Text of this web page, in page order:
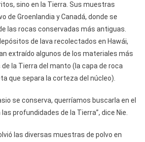
sino en la Tierra. Sus muestras
de Groenlandia y Canadá, donde se
las rocas conservadas más antiguas.
de lava recolectados en Hawái,
extraído algunos de los materiales más
la Tierra del manto (la capa de roca
que separa la corteza del núcleo).
se conserva, querríamos buscarla en el
profundidades de la Tierra”, dice Nie.
las diversas muestras de polvo en